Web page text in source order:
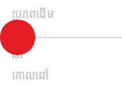
ប្រភពដើម
ទៅ
គោលដៅ